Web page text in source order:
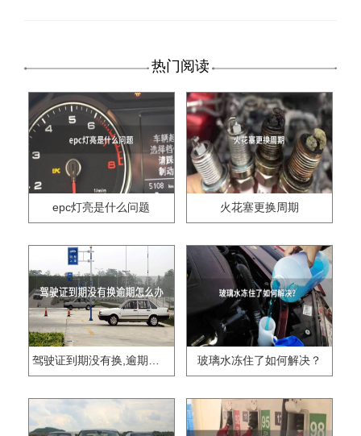
热门阅读
epc灯亮是什么问题 火花塞更换周期
驾驶证到期没有换,逾期怎么办?? 玻璃水冻住了如何解决？